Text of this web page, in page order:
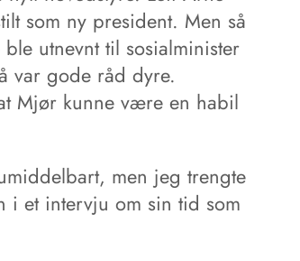
som ny president. Men så
utnevnt til sosialminister
var gode råd dyre.
Mjør kunne være en habil
men jeg trengte
i et intervju om sin tid som